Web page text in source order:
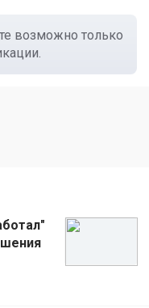
возможно только